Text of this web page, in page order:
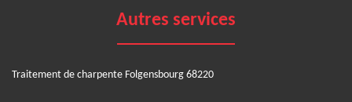
Autres services
Traitement de charpente Folgensbourg 68220